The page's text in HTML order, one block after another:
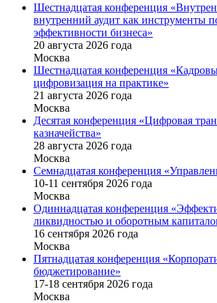
Шестнадцатая конференция
внутренний аудит как инструменты
эффективности бизнеса»
20 августа 2026 года
Москва
Шестнадцатая конференция
цифровизация на практике»
21 августа 2026 года
Москва
Десятая конференция «Цифровая
казначейства»
28 августа 2026 года
Москва
Семнадцатая конференция
10-11 сентября 2026 года
Москва
Одиннадцатая конференция
ликвидностью и оборотным
16 cентября 2026 года
Москва
Пятнадцатая конференция
бюджетирование»
17-18 сентября 2026 года
Москва